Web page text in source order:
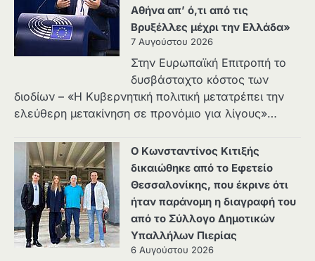
Αθήνα απ’ ό,τι από τις
Βρυξέλλες μέχρι την Ελλάδα»
7 Αυγούστου 2026
Στην Ευρωπαϊκή Επιτροπή το
δυσβάσταχτο κόστος των
διοδίων – «Η Κυβερνητική πολιτική μετατρέπει την
ελεύθερη μετακίνηση σε προνόμιο για λίγους»…
Ο Κωνσταντίνος Κιτιξής
δικαιώθηκε από το Εφετείο
Θεσσαλονίκης, που έκρινε ότι
ήταν παράνομη η διαγραφή του
από το Σύλλογο Δημοτικών
Υπαλλήλων Πιερίας
6 Αυγούστου 2026